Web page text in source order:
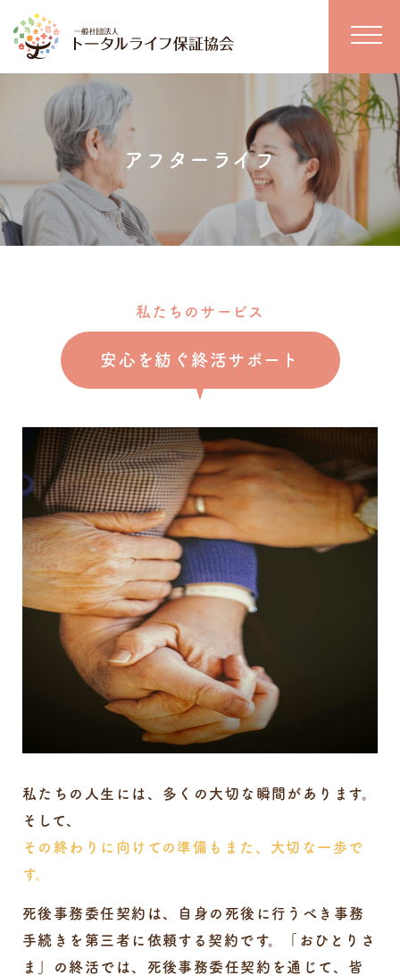
アフターライフ
私たちのサービス
安心を紡ぐ終活サポート
私たちの人生には、多くの大切な瞬間があります。
そして、
その終わりに向けての準備もまた、大切な一歩で
す。
死後事務委任契約は、自身の死後に行うべき事務
手続きを第三者に依頼する契約です。
「おひとりさ
ま」の終活では、死後事務委任契約を通じて、皆